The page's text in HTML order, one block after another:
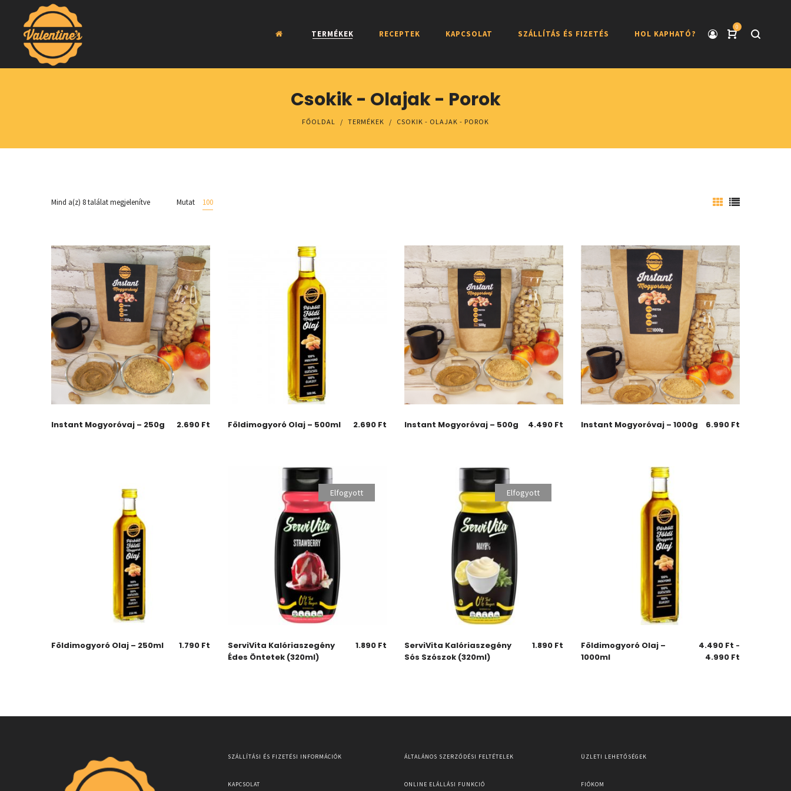
0
TERMÉKEK RECEPTEK KAPCSOLAT SZÁLLÍTÁS ÉS FIZETÉS HOL KAPHATÓ?
Csokik - Olajak - Porok
FŐOLDAL / TERMÉKEK / CSOKIK - OLAJAK - POROK
Mind a(z) 8 találat megjelenítve Mutat 100
Instant Mogyoróvaj – 250g 2.690 Ft Földimogyoró Olaj – 500ml 2.690 Ft Instant Mogyoróvaj – 500g 4.490 Ft Instant Mogyoróvaj – 1000g 6.990 Ft
Földimogyoró Olaj – 250ml 1.790 Ft
Elfogyott
ServiVita Kalóriaszegény
Édes Öntetek (320ml)
1.890 Ft
Elfogyott
ServiVita Kalóriaszegény
Sós Szószok (320ml)
1.890 Ft
Földimogyoró Olaj –
1000ml
4.490 Ft –
4.990 Ft
SZÁLLÍTÁSI ÉS FIZETÉSI INFORMÁCIÓK
KAPCSOLAT
ÁLTALÁNOS SZERZŐDÉSI FELTÉTELEK
ONLINE ELÁLLÁSI FUNKCIÓ
ÜZLETI LEHETŐSÉGEK
FIÓKOM